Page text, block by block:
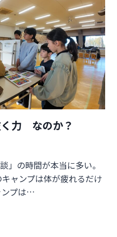
く力 なのか？
」の時間が本当に多い。
ャンプは体が疲れるだけ
ンプは…